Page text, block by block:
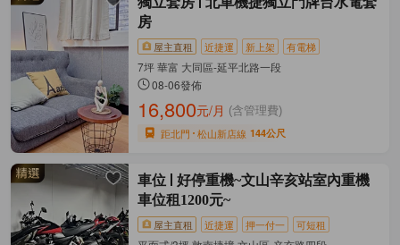
房
屋主直租 近捷運 新上架 有電梯
7坪 華富 大同區-延平北路一段
08-06發佈
16,800元/月 (含管理費)
距北門 松山新店線 144公尺
車位
好停重機~文山辛亥站室內重機
車位租1200元~
屋主直租 近捷運 押一付一 可短租